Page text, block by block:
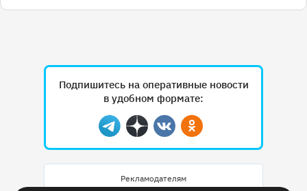
Подпишитесь на оперативные новости
в удобном формате:
Telegram
ДзенВконтактеОдноклассники
Рекламодателям